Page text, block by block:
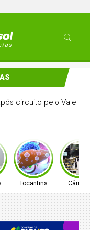
PARTICIPARÁ DE
EM BRASÍLIA
Tocantins